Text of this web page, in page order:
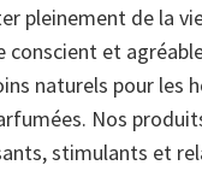
pleinement de la
conscient et
naturels pour les
Nos
stimulants et